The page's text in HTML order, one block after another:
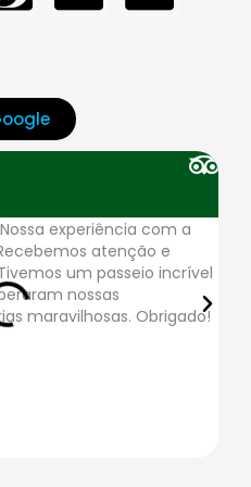
c
d
i
e
r
s
c
m
x
c
p
l
e
-
experiência com a
atenção e
um passeio incrível
nossas
maravilhosas. Obrigado!